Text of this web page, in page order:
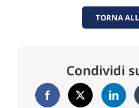
TORNA
Condividi